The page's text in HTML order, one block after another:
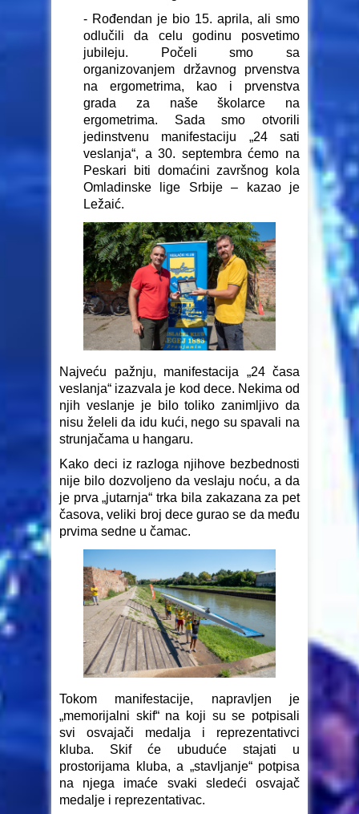
- Rođendan je bio 15. aprila, ali smo
odlučili da celu godinu posvetimo
jubileju. Počeli smo sa
organizovanjem državnog prvenstva
na ergometrima, kao i prvenstva
grada za naše školarce na
ergometrima. Sada smo otvorili
jedinstvenu manifestaciju „24 sati
veslanja“, a 30. septembra ćemo na
Peskari biti domaćini završnog kola
Omladinske lige Srbije – kazao je
Ležaić.
Najveću pažnju, manifestacija „24 časa
veslanja“ izazvala je kod dece. Nekima od
njih veslanje je bilo toliko zanimljivo da
nisu želeli da idu kući, nego su spavali na
strunjačama u hangaru.
Kako deci iz razloga njihove bezbednosti
nije bilo dozvoljeno da veslaju noću, a da
je prva „jutarnja“ trka bila zakazana za pet
časova, veliki broj dece gurao se da među
prvima sedne u čamac.
Tokom manifestacije, napravljen je
„memorijalni skif“ na koji su se potpisali
svi osvajači medalja i reprezentativci
kluba. Skif će ubuduće stajati u
prostorijama kluba, a „stavljanje“ potpisa
na njega imaće svaki sledeći osvajač
medalje i reprezentativac.